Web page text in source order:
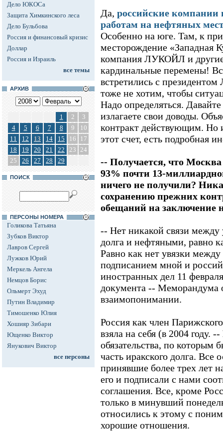
Дело ЮКОСа
Защита Химкинского леса
Дело Бульбова
Россия и финансовый кризис
Доллар
Россия и Израиль
все темы
АРХИВ
1 2
3
4
5 6 7 8 9
10
11
12 13 14 15 16
17
18
19 20 21 22 23 24
25
26 27 28 29
ПОИСК
ПЕРСОНЫ НОМЕРА
Голикова Татьяна
Зубков Виктор
Лавров Сергей
Лужков Юрий
Меркель Ангела
Немцов Борис
Ольмерт Эхуд
Путин Владимир
Тимошенко Юлия
Хошияр Зибари
Ющенко Виктор
Янукович Виктор
все персоны
Да, российские компании
работам на нефтяных
Особенно на юге. Там, к
месторождение «Западная
компания ЛУКОЙЛ и
кардинальные перемены!
встретились с
тоже не хотим, чтобы
Надо определяться.
излагаете свои доводы.
контракт действующим. Но
этот счет, есть подробная
-- Получается, что Москва
93% почти 13-
ничего не получили?
сохранению прежних
обещаний на заключение
-- Нет никакой связи
долга и нефтяными, равно
Равно как нет увязки
подписанием мной и
иностранных дел 11
документа -- Меморандума
взаимопонимании.
Россия как член
взяла на себя (в 2004 году. --
обязательства, по
часть иракского долга. Все
принявшие более трех лет
его и подписали с нами
соглашения. Все, кроме
только в минувший
относились к этому с
хорошие отношения.